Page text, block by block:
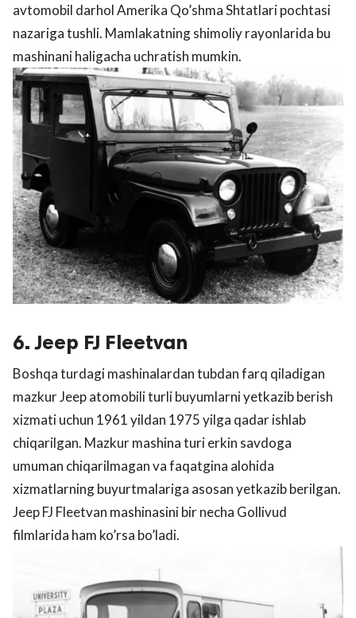
avtomobil darhol Amerika Qo’shma Shtatlari pochtasi
nazariga tushli. Mamlakatning shimoliy rayonlarida bu
mashinani haligacha uchratish mumkin.
6. Jeep FJ Fleetvan
Boshqa turdagi mashinalardan tubdan farq qiladigan
mazkur Jeep atomobili turli buyumlarni yetkazib berish
xizmati uchun 1961 yildan 1975 yilga qadar ishlab
chiqarilgan. Mazkur mashina turi erkin savdoga
umuman chiqarilmagan va faqatgina alohida
xizmatlarning buyurtmalariga asosan yetkazib berilgan.
Jeep FJ Fleetvan mashinasini bir necha Gollivud
filmlarida ham ko’rsa bo’ladi.